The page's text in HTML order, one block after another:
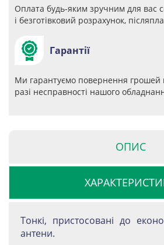
Оплата будь-яким зручним для вас
і безготівковий розрахунок,
Гарантії
Ми гарантуємо повернення грошей
разі несправності нашого
ОПИС
Тонкі, пристосовані до
антени.